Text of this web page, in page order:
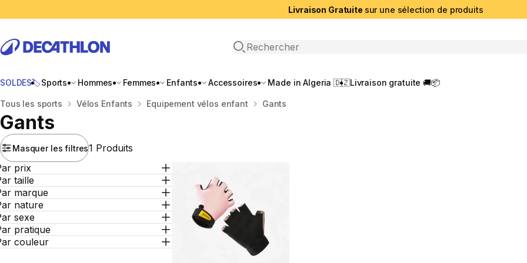
Livraison Gratuite sur une sélection de produits
Recherche ouverte
SOLDES🏷️Sports Hommes Femmes Enfants Accessoires Made in Algeria 🇩🇿Livraison gratuite 🚚📦
Accueil
Tous les sports Vélos Enfants Equipement vélos enfant Gants
Gants
Masquer les filtres1 Produits
prix
taille
marque
nature
sexe
pratique
couleur